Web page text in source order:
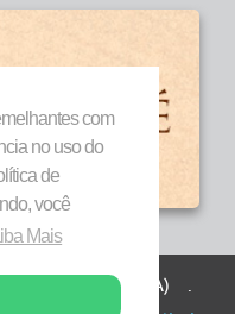
com
no uso do
de
você
Mais
de Marabá (PA) .